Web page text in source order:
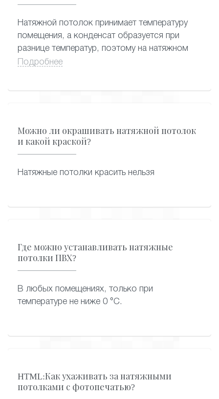
Натяжной потолок принимает температуру
помещения, а конденсат образуется при
разнице температур, поэтому на натяжном
потолке не собирается конденсат.
Подробнее
Можно ли окрашивать натяжной потолок
и какой краской?
Натяжные потолки красить нельзя
Где можно устанавливать натяжные
потолки ПВХ?
В любых помещениях, только при
температуре не ниже 0 °C.
HTML:Как ухаживать за натяжными
потолками с фотопечатью?